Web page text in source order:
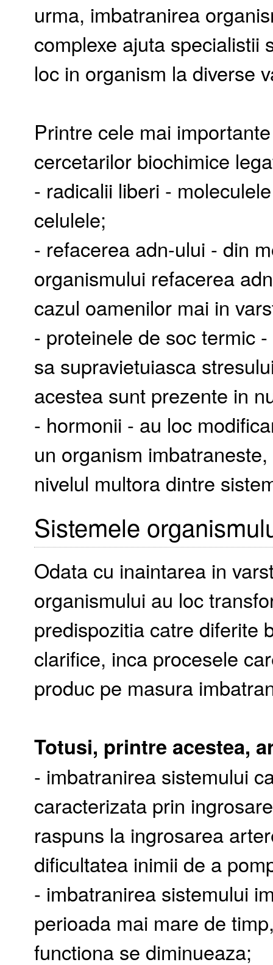
urma, imbatranirea
complexe ajuta specialistii
loc in organism la diverse
Printre cele mai
cercetarilor biochimice
- radicalii liberi -
celulele;
- refacerea adn-ului - din
organismului refacerea
cazul oamenilor mai in
- proteinele de soc termic
sa supravietuiasca
acestea sunt prezente in
- hormonii - au loc
un organism
nivelul multora dintre
Sistemele
Odata cu inaintarea in
organismului au loc
predispozitia catre diferite
clarifice, inca procesele
produc pe masura
Totusi, printre acestea,
- imbatranirea sistemului
caracterizata prin
raspuns la ingrosarea
dificultatea inimii de a
- imbatranirea sistemului
perioada mai mare de
functiona se diminueaza;